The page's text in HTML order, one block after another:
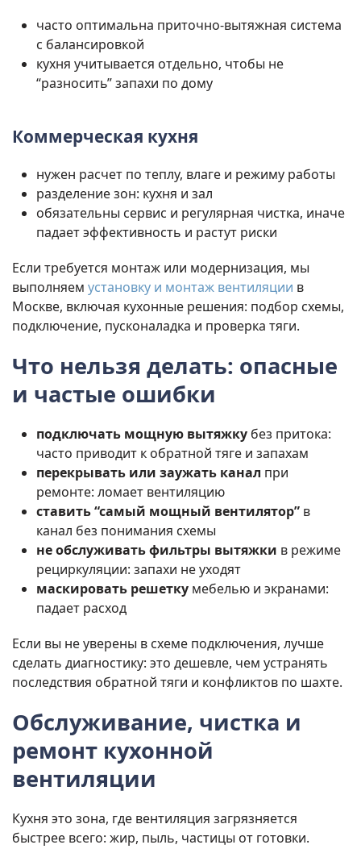
часто оптимальна приточно-вытяжная система
с балансировкой
кухня учитывается отдельно, чтобы не
“разносить” запахи по дому
Коммерческая кухня
нужен расчет по теплу, влаге и режиму работы
разделение зон: кухня и зал
обязательны сервис и регулярная чистка, иначе
падает эффективность и растут риски
Если требуется монтаж или модернизация, мы
выполняем установку и монтаж вентиляции в
Москве, включая кухонные решения: подбор схемы,
подключение, пусконаладка и проверка тяги.
Что нельзя делать: опасные
и частые ошибки
подключать мощную вытяжку без притока:
часто приводит к обратной тяге и запахам
перекрывать или заужать канал при
ремонте: ломает вентиляцию
ставить “самый мощный вентилятор” в
канал без понимания схемы
не обслуживать фильтры вытяжки в режиме
рециркуляции: запахи не уходят
маскировать решетку мебелью и экранами:
падает расход
Если вы не уверены в схеме подключения, лучше
сделать диагностику: это дешевле, чем устранять
последствия обратной тяги и конфликтов по шахте.
Обслуживание, чистка и
ремонт кухонной
вентиляции
Кухня это зона, где вентиляция загрязняется
быстрее всего: жир, пыль, частицы от готовки.